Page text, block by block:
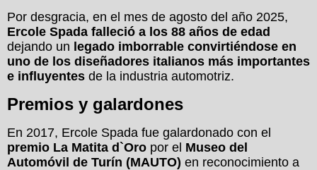
Por desgracia, en el mes de agosto del año 2025,
Ercole Spada falleció a los 88 años de edad
dejando un legado imborrable convirtiéndose en
uno de los diseñadores italianos más importantes
e influyentes de la industria automotriz.
Premios y galardones
En 2017, Ercole Spada fue galardonado con el
premio La Matita d`Oro por el Museo del
Automóvil de Turín (MAUTO) en reconocimiento a